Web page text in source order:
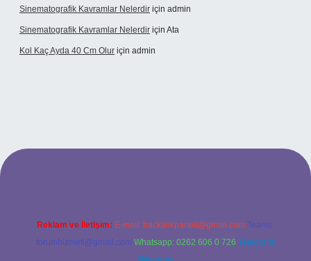
Sinematografik Kavramlar Nelerdir için admin
Sinematografik Kavramlar Nelerdir için Ata
Kol Kaç Ayda 40 Cm Olur için admin
betci.co
Reklam ve İletişim: E-mail: backlinkpaneli@gmail.com Teams:
forumhizmeti@gmail.com Whatsapp: 0262 606 0 726 Telegram: